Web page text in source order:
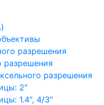
разрешения
разрешения
разрешения
2"
1.4", 4/3"